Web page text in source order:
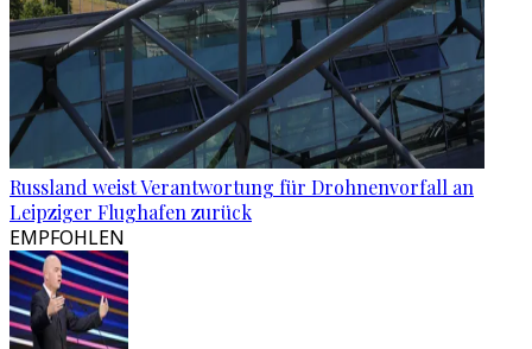
Russland weist Verantwortung für Drohnenvorfall an
Leipziger Flughafen zurück
EMPFOHLEN